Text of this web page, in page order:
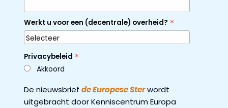
Werkt u voor een (decentrale) overheid? *
Privacybeleid *
Akkoord
De nieuwsbrief de Europese Sterwordt
uitgebracht door Kenniscentrum Europa